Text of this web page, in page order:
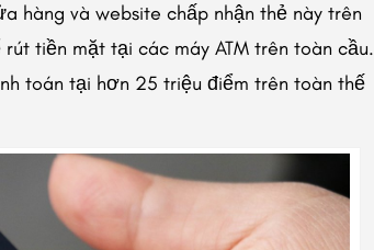
hàng và website chấp nhận thẻ này trên
tiền mặt tại các máy ATM trên toàn cầu.
toán tại hơn 25 triệu điểm trên toàn thế